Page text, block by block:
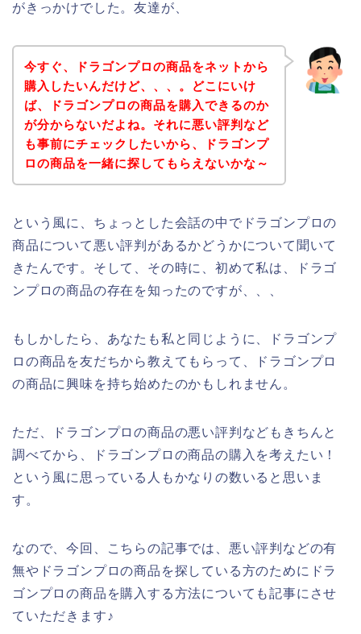
がきっかけでした。友達が、
今すぐ、ドラゴンプロの商品をネットから
購入したいんだけど、、、。どこにいけ
ば、ドラゴンプロの商品を購入できるのか
が分からないだよね。それに悪い評判など
も事前にチェックしたいから、ドラゴンプ
ロの商品を一緒に探してもらえないかな～
という風に、ちょっとした会話の中でドラゴンプロの
商品について悪い評判があるかどうかについて聞いて
きたんです。そして、その時に、初めて私は、ドラゴ
ンプロの商品の存在を知ったのですが、、、
もしかしたら、あなたも私と同じように、ドラゴンプ
ロの商品を友だちから教えてもらって、ドラゴンプロ
の商品に興味を持ち始めたのかもしれません。
ただ、ドラゴンプロの商品の悪い評判などもきちんと
調べてから、ドラゴンプロの商品の購入を考えたい！
という風に思っている人もかなりの数いると思いま
す。
なので、今回、こちらの記事では、悪い評判などの有
無やドラゴンプロの商品を探している方のためにドラ
ゴンプロの商品を購入する方法についても記事にさせ
ていただきます♪